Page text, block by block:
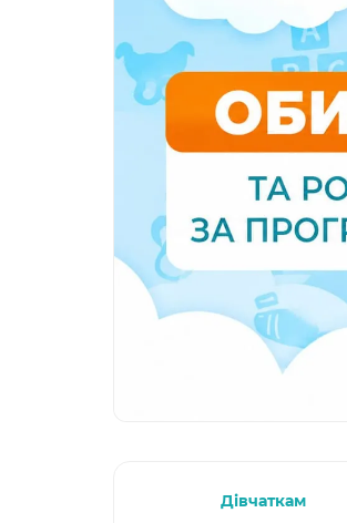
Дівчаткам